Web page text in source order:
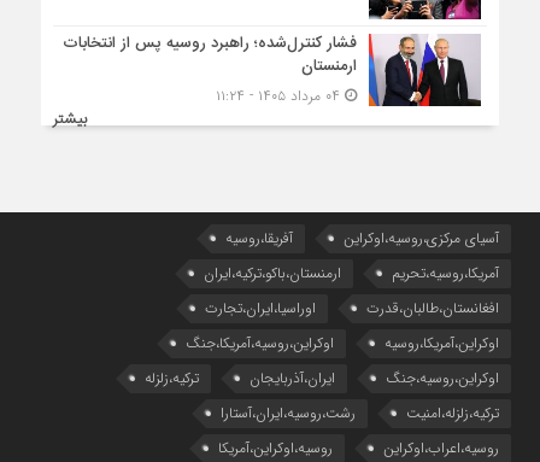
فشار کنترل‌شده؛ راهبرد روسیه پس از انتخابات
ارمنستان
بیشتر
آسیای مرکزی،روسیه،اوکراین
آفریقا،روسیه
آمریکا،روسیه،تحریم
ارمنستان،باکو،ترکیه،ایران
افغانستان،طالبان،قدرت
اوراسیا،ایران،تجارت
اوکراین،آمریکا،روسیه
اوکراین،روسیه،آمریکا،جنگ
اوکراین،روسیه،جنگ
ایران،آذربایجان
ترکیه،زلزله
ترکیه،زلزله،امنیت
رشت،روسیه،ایران،آستارا
روسیه،اعراب،اوکراین
روسیه،اوکراین،آمریکا